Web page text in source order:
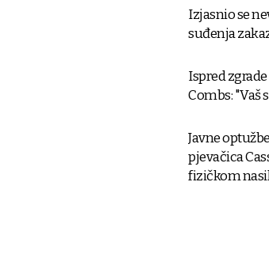
Izjasnio se
suđenja
Ispred
Combs: "Vaš
Javne
pjevačica
fizičkom